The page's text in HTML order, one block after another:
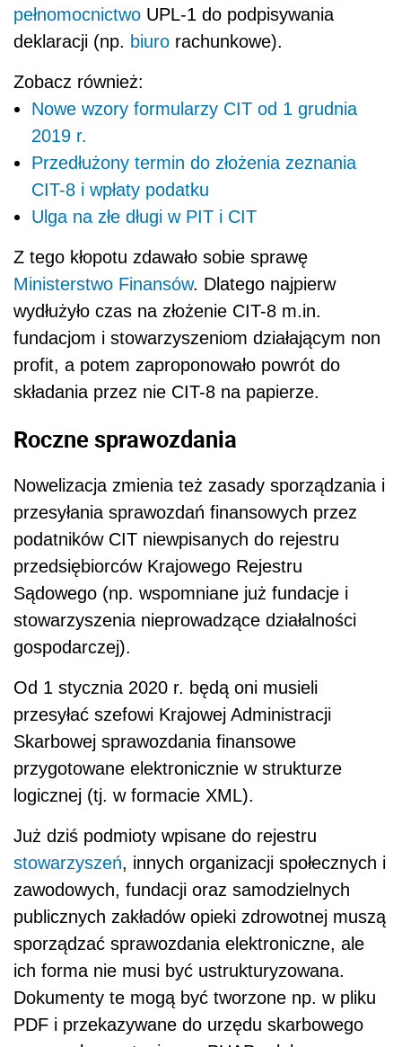
pełnomocnictwo UPL-1 do podpisywania
deklaracji (np. biuro rachunkowe).
Zobacz również:
Nowe wzory formularzy CIT od 1 grudnia
2019 r.
Przedłużony termin do złożenia zeznania
CIT-8 i wpłaty podatku
Ulga na złe długi w PIT i CIT
Z tego kłopotu zdawało sobie sprawę
Ministerstwo Finansów. Dlatego najpierw
wydłużyło czas na złożenie CIT-8 m.in.
fundacjom i stowarzyszeniom działającym non
profit, a potem zaproponowało powrót do
składania przez nie CIT-8 na papierze.
Roczne sprawozdania
Nowelizacja zmienia też zasady sporządzania i
przesyłania sprawozdań finansowych przez
podatników CIT niewpisanych do rejestru
przedsiębiorców Krajowego Rejestru
Sądowego (np. wspomniane już fundacje i
stowarzyszenia nieprowadzące działalności
gospodarczej).
Od 1 stycznia 2020 r. będą oni musieli
przesyłać szefowi Krajowej Administracji
Skarbowej sprawozdania finansowe
przygotowane elektronicznie w strukturze
logicznej (tj. w formacie XML).
Już dziś podmioty wpisane do rejestru
stowarzyszeń, innych organizacji społecznych i
zawodowych, fundacji oraz samodzielnych
publicznych zakładów opieki zdrowotnej muszą
sporządzać sprawozdania elektroniczne, ale
ich forma nie musi być ustrukturyzowana.
Dokumenty te mogą być tworzone np. w pliku
PDF i przekazywane do urzędu skarbowego